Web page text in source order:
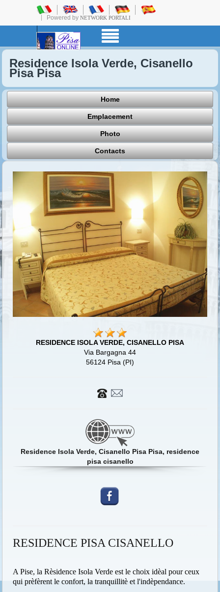
Powered by NETWORK PORTALI
Residence Isola Verde, Cisanello
Pisa Pisa
Home
Emplacement
Photo
Contacts
RESIDENCE ISOLA VERDE, CISANELLO PISA
Via Bargagna 44
56124 Pisa (PI)
Residence Isola Verde, Cisanello Pisa Pisa, residence
pisa cisanello
RESIDENCE PISA CISANELLO
A Pise, la Rèsidence Isola Verde est le choix idèal pour ceux
qui prèfèrent le confort, la tranquillitè et l'indèpendance.